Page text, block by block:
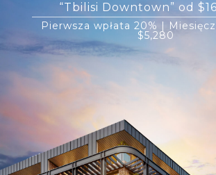
“Tbilisi Downtown” od
Pierwsza wpłata 20% |
$5,280